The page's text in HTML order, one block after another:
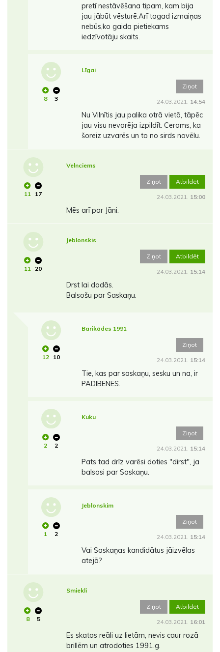
pretī nestāvēšana tipam, kam bija
jau jābūt vēsturē.Arī tagad izmaiņas
nebūs,ko gaida pietiekams
iedzīvotāju skaits.
8 3
Līgai
Ziņot
24.03.2021. 14:54
Nu Vilnītis jau palika otrā vietā, tāpēc
jau visu nevarēja izpildīt. Cerams, ka
šoreiz uzvarēs un to no sirds novēlu.
11 17
Velnciems
Ziņot Atbildēt
24.03.2021. 15:00
Mēs arī par Jāni.
11 20
Jeblonskis
Ziņot Atbildēt
24.03.2021. 15:14
Drst lai dodās.
Balsošu par Saskaņu.
12 10
Barikādes 1991
Ziņot
24.03.2021. 15:14
Tie, kas par saskaņu, sesku un na, ir
PADIBENES.
2 2
Kuku
Ziņot
24.03.2021. 15:14
Pats tad drīz varēsi doties "dirst", ja
balsosi par Saskaņu.
1 2
Jeblonskim
Ziņot
24.03.2021. 15:14
Vai Saskaņas kandidātus jāizvēlas
atejā?
8 5
Smiekli
Ziņot Atbildēt
24.03.2021. 16:01
Es skatos reāli uz lietām, nevis caur rozā
brillēm un atrodoties 1991.g.